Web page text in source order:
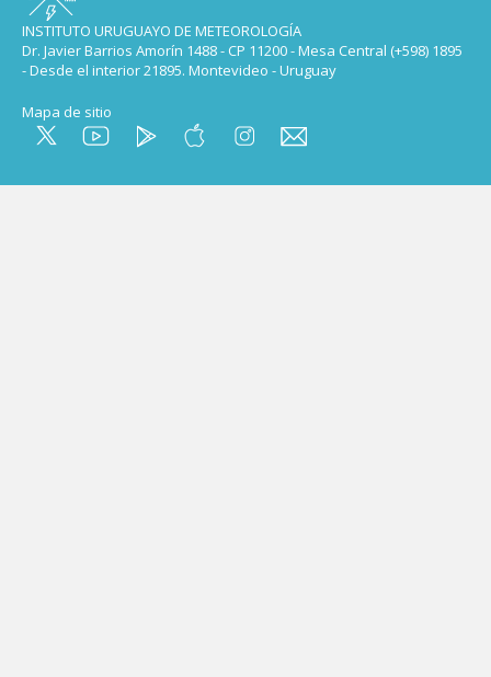
INSTITUTO URUGUAYO DE METEOROLOGÍA
Dr. Javier Barrios Amorín 1488 - CP 11200 - Mesa Central (+598) 1895
- Desde el interior 21895. Montevideo - Uruguay
Mapa de sitio